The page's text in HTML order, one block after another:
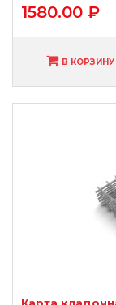
1580.00 ₽
В КОРЗИНУ